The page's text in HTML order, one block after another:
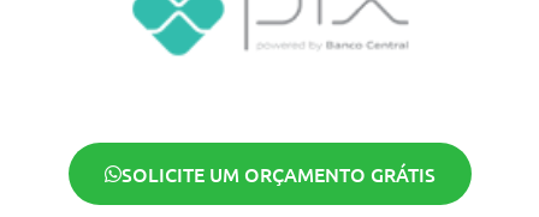
SOLICITE UM ORÇAMENTO GRÁTIS